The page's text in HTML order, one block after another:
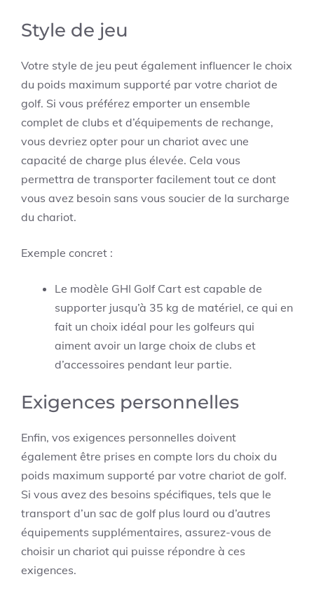
Style de jeu
Votre style de jeu peut également influencer le choix
du poids maximum supporté par votre chariot de
golf. Si vous préférez emporter un ensemble
complet de clubs et d’équipements de rechange,
vous devriez opter pour un chariot avec une
capacité de charge plus élevée. Cela vous
permettra de transporter facilement tout ce dont
vous avez besoin sans vous soucier de la surcharge
du chariot.
Exemple concret :
Le modèle GHI Golf Cart est capable de
supporter jusqu’à 35 kg de matériel, ce qui en
fait un choix idéal pour les golfeurs qui
aiment avoir un large choix de clubs et
d’accessoires pendant leur partie.
Exigences personnelles
Enfin, vos exigences personnelles doivent
également être prises en compte lors du choix du
poids maximum supporté par votre chariot de golf.
Si vous avez des besoins spécifiques, tels que le
transport d’un sac de golf plus lourd ou d’autres
équipements supplémentaires, assurez-vous de
choisir un chariot qui puisse répondre à ces
exigences.